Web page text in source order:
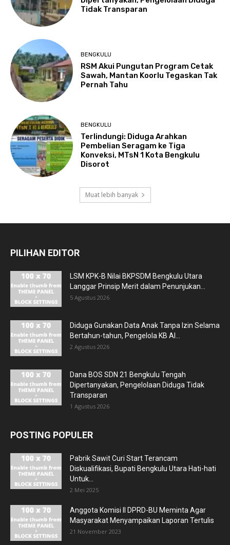
Tidak Transparan
BENGKULU
RSM Akui Pungutan Program Cetak
Sawah, Mantan Koorlu Tegaskan Tak
Pernah Tahu
BENGKULU
Terlindungi: Diduga Arahkan
Pembelian Seragam ke Tiga
Konveksi, MTsN 1 Kota Bengkulu
Disorot
Muat lebih banyak
PILIHAN EDITOR
LSM KPK-B Nilai BKPSDM Bengkulu Utara
Langgar Prinsip Merit dalam Penunjukan...
5 Agustus 2026
Diduga Gunakan Data Anak Tanpa Izin Selama
Bertahun-tahun, Pengelola KB Al...
2 Agustus 2026
Dana BOS SDN 21 Bengkulu Tengah
Dipertanyakan, Pengelolaan Diduga Tidak
Transparan
1 Agustus 2026
POSTING POPULER
Pabrik Sawit Curi Start Terancam
Diskualifikasi, Bupati Bengkulu Utara Hati-hati
Untuk...
2 Mei 2025
Anggota Komisi II DPRD-BU Meminta Agar
Masyarakat Menyampaikan Laporan Tertulis
21 November 2023